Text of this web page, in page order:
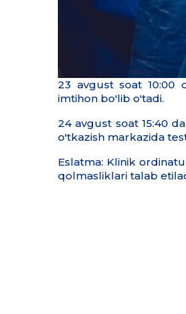
23 avgust soat 10:00
imtihon bo'lib o'tadi.
24 avgust soat 15:40
o'tkazish markazida
Eslatma: Klinik
qolmasliklari talab